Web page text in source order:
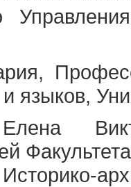
языков,